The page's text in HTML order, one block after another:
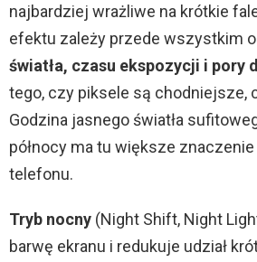
najbardziej wrażliwe na krótkie
efektu zależy przede wszystkim
światła, czasu ekspozycji i pory
tego, czy piksele są chodniejsze,
Godzina jasnego światła
północy ma tu większe
telefonu.
Tryb nocny (Night Shift, Night
barwę ekranu i redukuje udział